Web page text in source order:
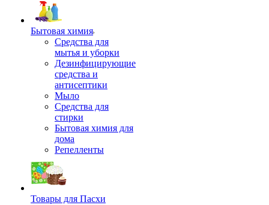
Бытовая химия
Средства для
мытья и уборки
Дезинфицирующие
средства и
антисептики
Мыло
Средства для
стирки
Бытовая химия для
дома
Репелленты
Товары для Пасхи